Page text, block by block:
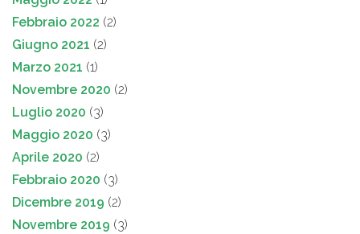
Febbraio 2022 (2)
Giugno 2021 (2)
Marzo 2021 (1)
Novembre 2020 (2)
Luglio 2020 (3)
Maggio 2020 (3)
Aprile 2020 (2)
Febbraio 2020 (3)
Dicembre 2019 (2)
Novembre 2019 (3)